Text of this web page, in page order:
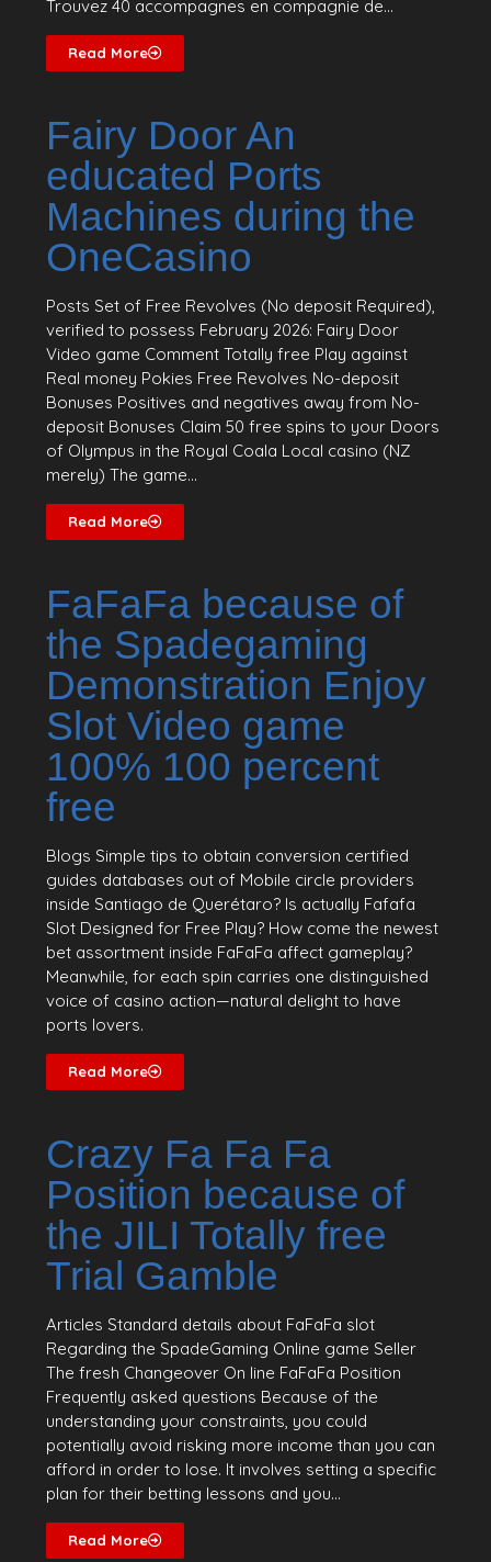
Trouvez 40 accompagnes en compagnie de...
Read More
Fairy Door An
educated Ports
Machines during the
OneCasino
Posts Set of Free Revolves (No deposit Required),
verified to possess February 2026: Fairy Door
Video game Comment Totally free Play against
Real money Pokies Free Revolves No-deposit
Bonuses Positives and negatives away from No-
deposit Bonuses Claim 50 free spins to your Doors
of Olympus in the Royal Coala Local casino (NZ
merely) The game...
Read More
FaFaFa because of
the Spadegaming
Demonstration Enjoy
Slot Video game
100% 100 percent
free
Blogs Simple tips to obtain conversion certified
guides databases out of Mobile circle providers
inside Santiago de Querétaro? Is actually Fafafa
Slot Designed for Free Play? How come the newest
bet assortment inside FaFaFa affect gameplay?
Meanwhile, for each spin carries one distinguished
voice of casino action—natural delight to have
ports lovers.
Read More
Crazy Fa Fa Fa
Position because of
the JILI Totally free
Trial Gamble
Articles Standard details about FaFaFa slot
Regarding the SpadeGaming Online game Seller
The fresh Changeover On line FaFaFa Position
Frequently asked questions Because of the
understanding your constraints, you could
potentially avoid risking more income than you can
afford in order to lose. It involves setting a specific
plan for their betting lessons and you...
Read More